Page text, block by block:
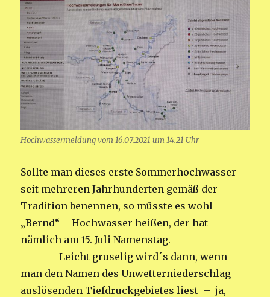
Hochwassermeldung vom 16.07.2021 um 14.21 Uhr
Sollte man dieses erste Sommerhochwasser
seit mehreren Jahrhunderten gemäß der
Tradition benennen, so müsste es wohl
„Bernd“ – Hochwasser heißen, der hat
nämlich am 15. Juli Namenstag.
Leicht gruselig wird´s dann, wenn
man den Namen des Unwetterniederschlag
auslösenden Tiefdruckgebietes liest – ja,